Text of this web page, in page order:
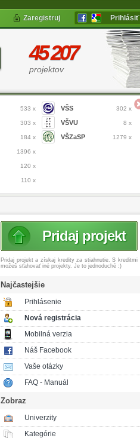
Zaregistruj Prihlásiť
45 207
projektov
533 x
303 x
184 x
1396 x
120 x
110 x
VŠS 302 x
VŠVU 8 x
VŠZaSP 1279 x
Pridaj projekt
Pridaj projekt a získaj kredity za stiahnutie. S kreditmi
možeš sťahovať iné projekty. Je to jednoduché :)
Najčastejšie
Prihlásenie
Nová registrácia
Mobilná verzia
Náš Facebook
Vaše otázky
FAQ - Manuál
Zobraz
Univerzity
Kategórie